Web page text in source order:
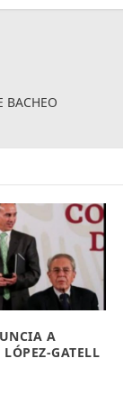
BACHEO
A
LÓPEZ-GATELL